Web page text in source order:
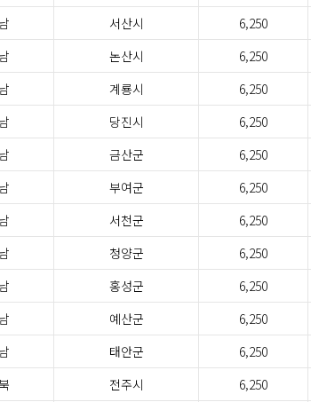
서산시 6,250
논산시 6,250
계룡시 6,250
당진시 6,250
금산군 6,250
부여군 6,250
서천군 6,250
청양군 6,250
홍성군 6,250
예산군 6,250
태안군 6,250
전주시 6,250